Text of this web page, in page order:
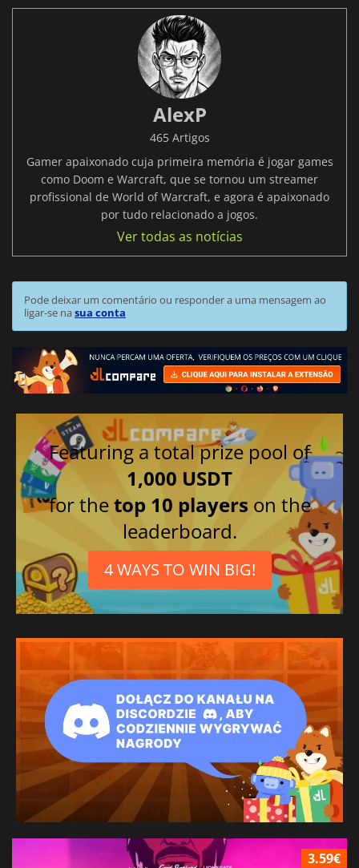
AlexP
465 Artigos
Gamer apaixonado cuja primeira memória é jogar games
como Doom e Warcraft, que se tornou um streamer
profissional de World of Warcraft, e agora é apaixonado
por tudo relacionado a jogos.
Ver todas as notícias
Pode deixar um comentário ou responder a uma mensagem ao
ligar-se nasua conta
Featuring a total prize pool of
1,000 USDT
for thetop 10 players on the
leaderboard.
4 WAYS TO WIN BIG!
3.59€